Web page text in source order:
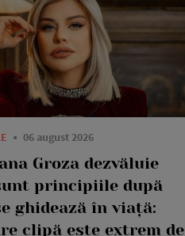
06 august 2026
Groza dezvăluie
principiile după
ghidează în viață:
clipă este extrem de